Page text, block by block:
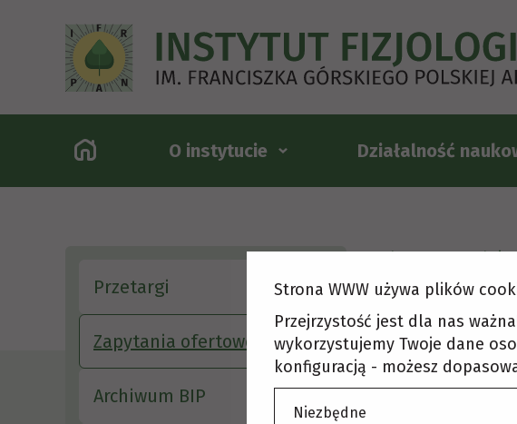
O instytucie Działalność
Przetargi
Zapytania ofertowe
Archiwum BIP
Główna
Zapytania
Strona WWW używa plików
Przejrzystość jest dla nas
wykorzystujemy Twoje dane
konfiguracją - możesz
Niezbędne